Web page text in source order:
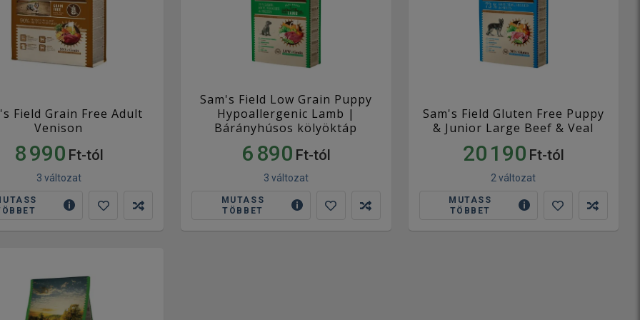
Field Grain Free Adult
Venison
8 990 Ft-tól
3 változat
Sam's Field Low Grain Puppy
Hypoallergenic Lamb |
Bárányhúsos kölyöktáp
6 890 Ft-tól
3 változat
MUTASS
TÖBBET
Sam's Field Gluten Free Puppy
& Junior Large Beef & Veal
20 190 Ft-tól
2 változat
MUTASS
TÖBBET